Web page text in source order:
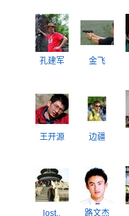
孔建军 金飞
王开源 边疆
lost.. 路文杰